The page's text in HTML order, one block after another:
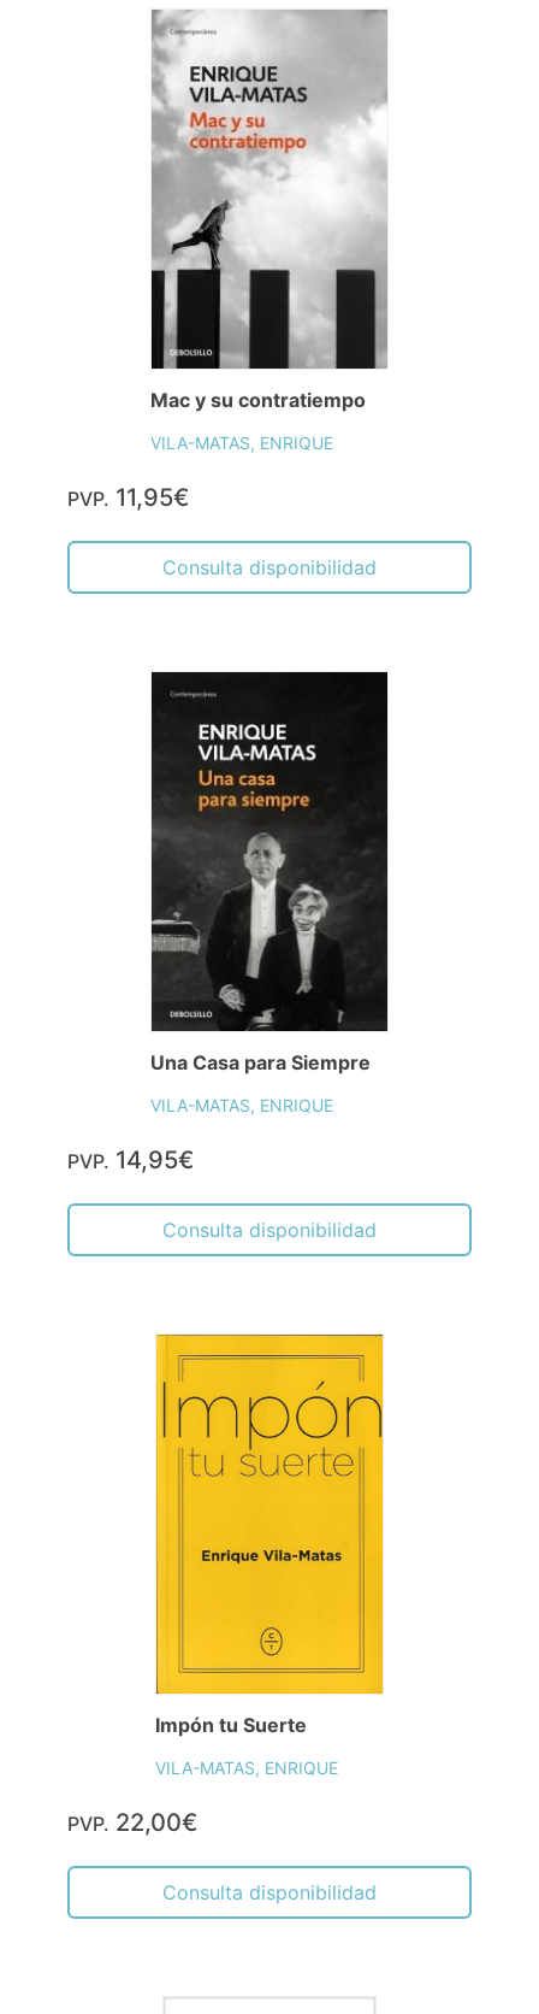
Mac y su contratiempo
VILA-MATAS, ENRIQUE
PVP. 11,95€
Consulta disponibilidad
Una Casa para Siempre
VILA-MATAS, ENRIQUE
PVP. 14,95€
Consulta disponibilidad
Impón tu Suerte
VILA-MATAS, ENRIQUE
PVP. 22,00€
Consulta disponibilidad